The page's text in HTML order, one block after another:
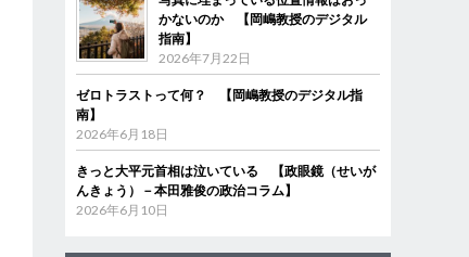
かないのか 【岡嶋教授のデジタル
指南】
2026年7月22日
ゼロトラストって何？ 【岡嶋教授のデジタル指
南】
2026年6月18日
きっと大平元首相は泣いている 【政眼鏡（せいが
んきょう）－本田雅俊の政治コラム】
2026年6月10日